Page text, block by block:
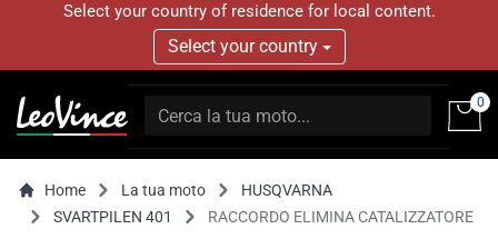
Select your country of residence for local content.
Select your country
0
Home La tua moto
HUSQVARNA
SVARTPILEN 401
RACCORDO ELIMINA CATALIZZATORE